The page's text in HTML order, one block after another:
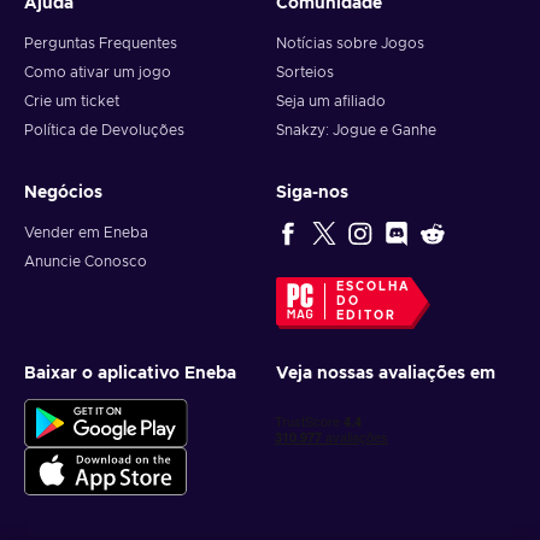
During checkout, under payment, selectAdd a gift card
or a reward certificate
Enter your gift card code and PIN;
Select Apply;
Ajuda
Perguntas Frequentes
Como ativar um jogo
Crie um ticket
Política de Devoluções
Comunidade
Notícias sobre Jogos
Sorteios
Seja um afiliado
Snakzy: Jogue e Ganhe
Negócios
Vender em Eneba
Anuncie Conosco
Siga-nos
ESCOLHA
DO
EDITOR
Baixar o aplicativo Eneba Veja nossas avaliações em